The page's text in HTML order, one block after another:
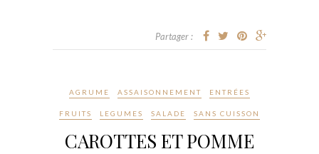
Partager :
AGRUME ASSAISONNEMENT ENTRÉES
FRUITS LEGUMES SALADE SANS CUISSON
CAROTTES ET POMME